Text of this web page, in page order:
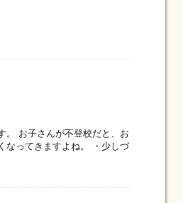
。 お子さんが不登校だと、お
なってきますよね。 ・少しづ